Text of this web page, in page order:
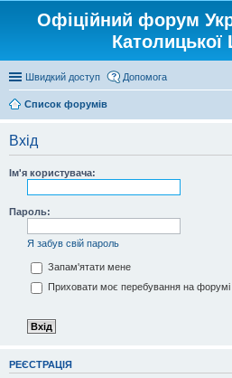
Офіційний форум
Католицької
Швидкий доступ Допомога
Список форумів
Вхід
Ім'я користувача:
Пароль:
Я забув свій пароль
Запам'ятати мене
Приховати моє перебування на форумі
РЕЄСТРАЦІЯ